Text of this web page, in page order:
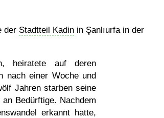
der Stadtteil Kadin in Şanlıurfa in der
heiratete auf deren
nach einer Woche und
Jahren starben seine
Bedürftige. Nachdem
erkannt hatte,